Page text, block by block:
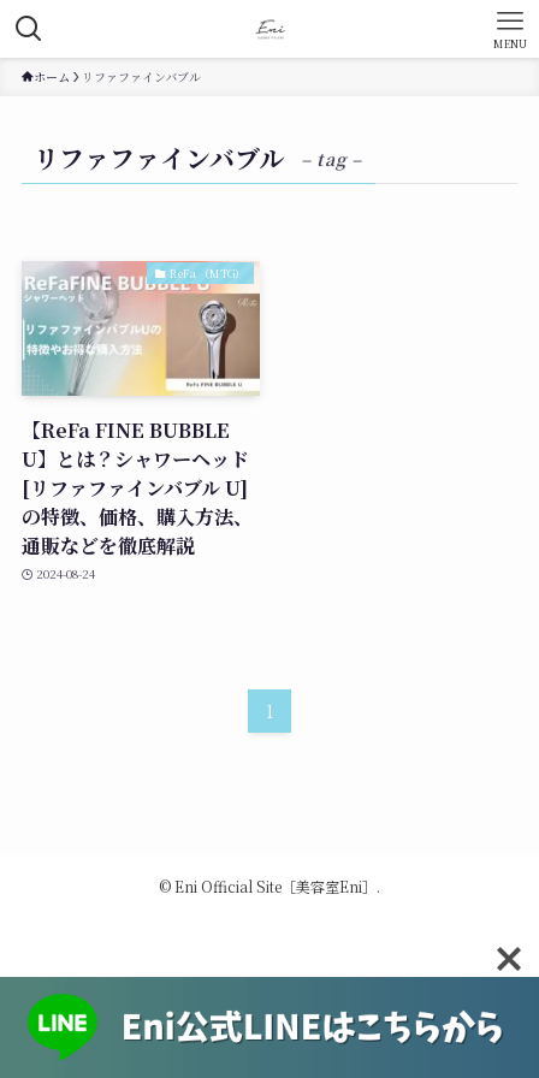
MENU
ホーム リファファインバブル
リファファインバブル – tag –
ReFa （MTG）
【ReFa FINE BUBBLE
U】とは？シャワーヘッド
[リファファインバブル U]
の特徴、価格、購入方法、
通販などを徹底解説
2024-08-24
1
©Eni Official Site［美容室Eni］.